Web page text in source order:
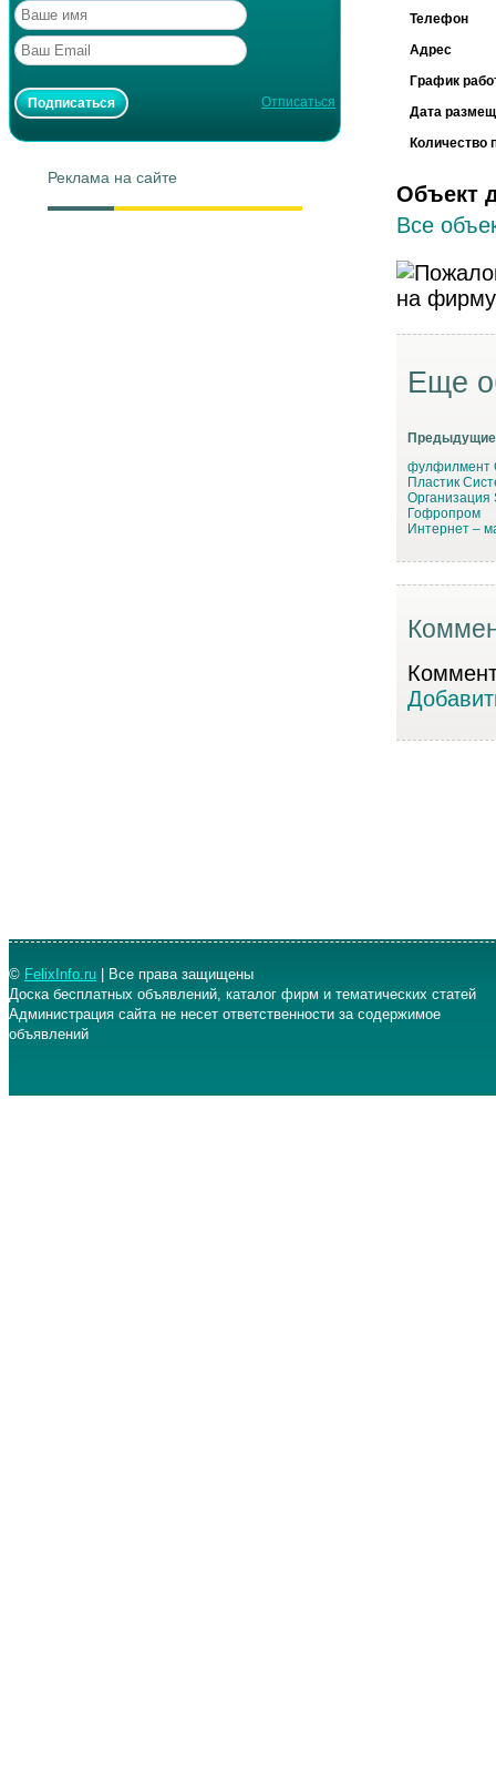
Отписаться
Реклама на сайте
Телефон
Адрес
График
Дата
Количество
Объект
Все
Еще
фулфилмент
Пластик
Организация
Гофропром
Интернет –
© FelixInfo.ru | Все права защищены
Доска бесплатных объявлений, каталог фирм и тематических статей
Администрация сайта не несет ответственности за содержимое
объявлений